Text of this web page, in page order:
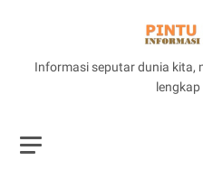
Informasi seputar dunia kita,
lengkap